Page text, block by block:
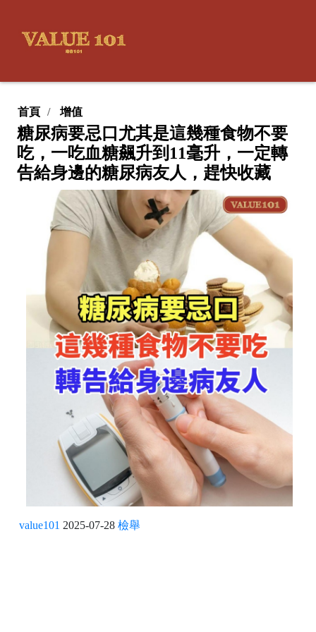
首頁 增值
糖尿病要忌口尤其是這幾種食物不要
吃，一吃血糖飆升到11毫升，一定轉
告給身邊的糖尿病友人，趕快收藏
value101 2025-07-28 檢舉